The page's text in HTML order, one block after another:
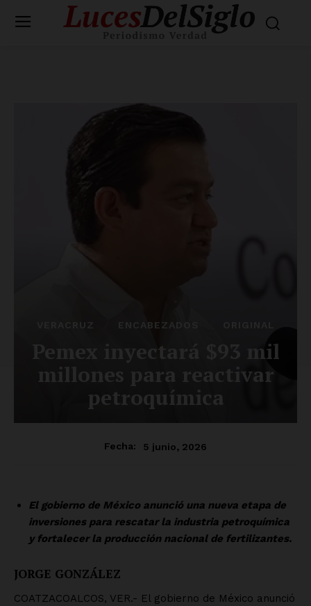
ENCABEZADOS
Pemex inyectará $93 mil
millones para reactivar
petroquímica
Fecha: 5 junio, 2026
El gobierno de México anunció una nueva etapa de
inversiones para rescatar la industria petroquímica
y fortalecer la producción nacional de fertilizantes.
JORGE GONZÁLEZ
COATZACOALCOS, VER.- El gobierno de México anunció